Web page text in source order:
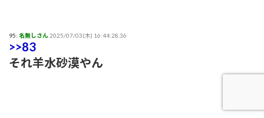
95: 名無しさん2025/07/03(木) 16:44:28.36
>>83
それ羊水砂漠やん